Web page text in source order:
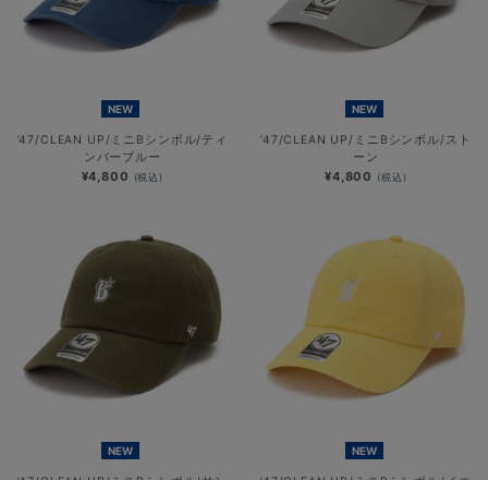
NEW
’47/CLEAN UP/ミニBシンボル/ティ
ンバーブルー
¥4,800 (税込)
NEW
’47/CLEAN UP/ミニBシンボル/スト
ーン
¥4,800 (税込)
NEW NEW